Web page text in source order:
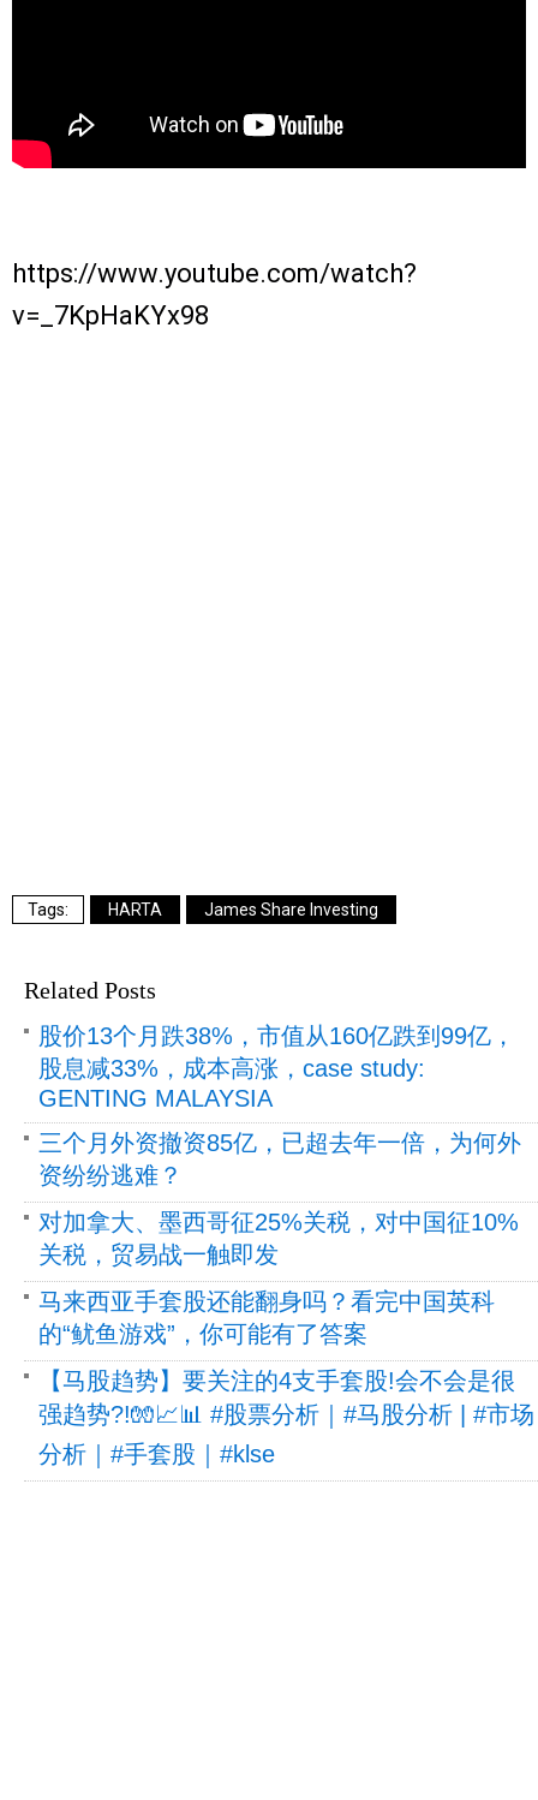
https://www.youtube.com/watch?
v=_7KpHaKYx98
HARTA James Share Investing
Related Posts
股价13个月跌38%，市值从160亿跌到99亿，
股息减33%，成本高涨，case study:
GENTING MALAYSIA
三个月外资撤资85亿，已超去年一倍，为何外
资纷纷逃难？
对加拿大、墨西哥征25%关税，对中国征10%
关税，贸易战一触即发
马来西亚手套股还能翻身吗？看完中国英科
的“鱿鱼游戏”，你可能有了答案
【马股趋势】要关注的4支手套股!会不会是很
强趋势?!🧤📈📊 #股票分析｜#马股分析 | #市场
分析｜#手套股｜#klse